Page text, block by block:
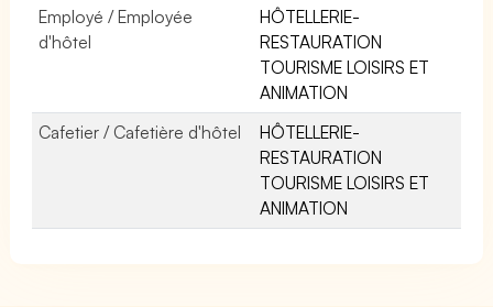
Employé / Employée
d'hôtel
HÔTELLERIE-
RESTAURATION
TOURISME LOISIRS ET
ANIMATION
Cafetier / Cafetière d'hôtel
HÔTELLERIE-
RESTAURATION
TOURISME LOISIRS ET
ANIMATION